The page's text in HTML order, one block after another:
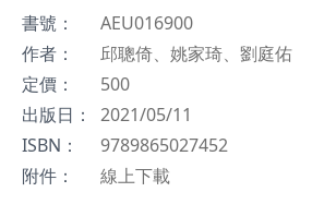
書號：
AEU016900
作者：
邱聰倚、姚家琦、劉庭佑
定價：
500
出版日：
2021/05/11
ISBN：
9789865027452
附件：
線上下載